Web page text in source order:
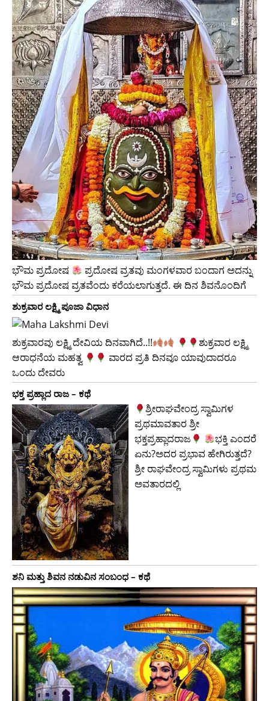
ಭೌಮ ಪ್ರದೋಷ
ಪ್ರದೋಷ ವ್ರತವು ಮಂಗಳವಾರ ಬಂದಾಗ ಅದನ್ನು
ಭೌಮ ಪ್ರದೋಷ ವ್ರತವೆಂದು ಕರೆಯಲಾಗುತ್ತದೆ. ಈ ದಿನ ಶಿವನೊಂದಿಗೆ
ಶುಕ್ರವಾರ ಲಕ್ಷ್ಮಿ ಪೂಜಾ ವಿಧಾನ
ಶುಕ್ರವಾರವು ಲಕ್ಷ್ಮಿ ದೇವಿಯ ದಿನವಾಗಿದೆ..!!
​ಶುಕ್ರವಾರ ಲಕ್ಷ್ಮಿ
ಆರಾಧನೆಯ ಮಹತ್ವ
ವಾರದ ಪ್ರತಿ ದಿನವೂ ಯಾವುದಾದರೂ
ಒಂದು ದೇವರು
ಭಕ್ತ ಪ್ರಹ್ಲಾದ ರಾಜ – ಕಥೆ
ಶ್ರೀರಾಘವೇಂದ್ರ ಸ್ವಾಮಿಗಳ
ಪ್ರಥಮಾವತಾರ ಶ್ರೀ
ಭಕ್ತಪ್ರಹ್ಲಾದರಾಜ
ಭಕ್ತಿ ಎಂದರೆ
ಏನು?ಅದರ ಪ್ರಭಾವ ಹೇಗಿರುತ್ತದೆ?
ಶ್ರೀ ರಾಘವೇಂದ್ರ ಸ್ವಾಮಿಗಳು ಪ್ರಥಮ
ಅವತಾರದಲ್ಲಿ
ಶನಿ ಮತ್ತು ಶಿವನ ನಡುವಿನ ಸಂಬಂಧ – ಕಥೆ